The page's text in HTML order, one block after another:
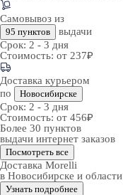
Самовывоз из
95 пунктов
выдачи
Срок: 2 - 3 дня
Стоимость: от 237₽
Доставка курьером
по
Новосибирске
Срок: 2 - 3 дня
Стоимость: от 456₽
Более 30 пунктов
выдачи интернет заказов
Посмотреть все
Доставка Morelli
в Новосибирске и области
Узнать подробнее